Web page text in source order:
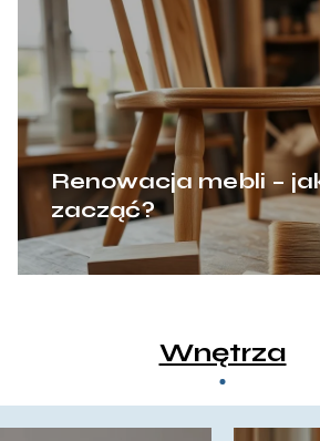
Renowacja mebli –
zacząć?
Wnętrza